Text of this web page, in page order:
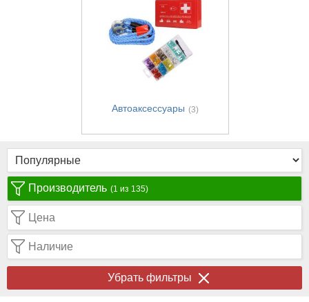
Автоаксессуары (3)
Производитель (1 из 135)
Цена
Наличие
Убрать фильтры